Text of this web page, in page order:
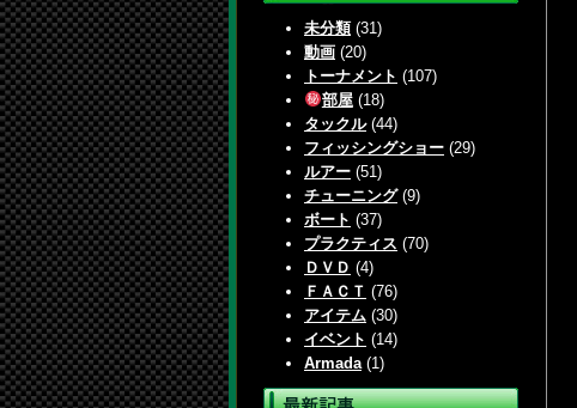
未分類(31)
動画 (20)
トーナメント (107)
部屋(18)
タックル(44)
フィッシングショー (29)
ルアー (51)
チューニング(9)
ボート (37)
プラクティス (70)
ＤＶＤ (4)
ＦＡＣＴ (76)
アイテム (30)
イベント (14)
Armada(1)